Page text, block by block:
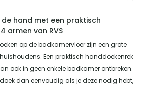
hand met een praktisch
armen van RVS
op de badkamervloer zijn een grote
Een praktisch handdoekenrek
ook in geen enkele badkamer ontbreken.
dan eenvoudig als je deze nodig hebt,